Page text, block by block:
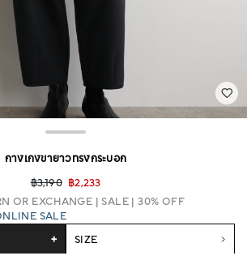
กางเกงขายาวทรงกระบอก
฿3,190 ฿2,233
OR EXCHANGE SALE | 30% OFF
SALE
SIZE
+